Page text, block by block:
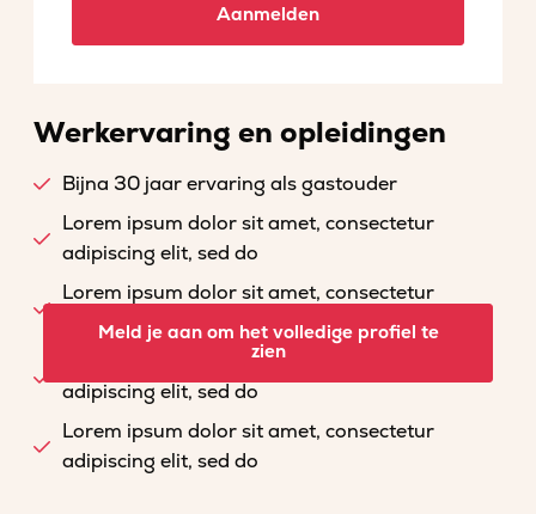
Aanmelden
Werkervaring en opleidingen
Bijna 30 jaar ervaring als gastouder
Lorem ipsum dolor sit amet, consectetur
adipiscing elit, sed do
Lorem ipsum dolor sit amet, consectetur
adipiscing elit, sed do
Lorem ipsum dolor sit amet, consectetur
adipiscing elit, sed do
Lorem ipsum dolor sit amet, consectetur
adipiscing elit, sed do
Meld je aan om het volledige profiel te
zien